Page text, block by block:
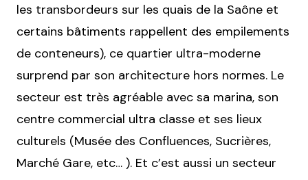
les transbordeurs sur les quais de la Saône et
certains bâtiments rappellent des empilements
de conteneurs), ce quartier ultra-moderne
surprend par son architecture hors normes. Le
secteur est très agréable avec sa marina, son
centre commercial ultra classe et ses lieux
culturels (Musée des Confluences, Sucrières,
Marché Gare, etc… ). Et c’est aussi un secteur